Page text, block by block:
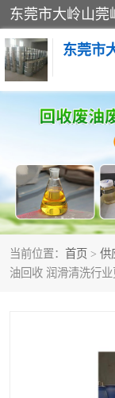
东莞市
当前位置： 首页 > 供
油回收 润滑清洗行
废溶剂油回收
废碳氢回收
碳氢二氯回收